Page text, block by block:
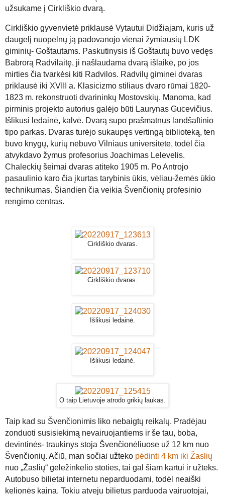
užsukame į Cirkliškio dvarą.
Cirkliškio gyvenvietė priklausė Vytautui Didžiajam, kuris už
daugelį nuopelnų ją padovanojo vienai žymiausių LDK
giminių- Goštautams. Paskutinysis iš Goštautų buvo vedęs
Babrorą Radvilaitę, ji našlaudama dvarą išlaikė, po jos
mirties čia tvarkėsi kiti Radvilos. Radvilų giminei dvaras
priklausė iki XVIII a. Klasicizmo stiliaus dvaro rūmai 1820-
1823 m. rekonstruoti dvarininkų Mostovskių. Manoma, kad
pirminis projekto autorius galėjo būti Laurynas Gucevičius.
Išlikusi ledainė, kalvė. Dvarą supo prašmatnus landšaftinio
tipo parkas. Dvaras turėjo sukaupęs vertingą biblioteką, ten
buvo knygų, kurių nebuvo Vilniaus universitete, todėl čia
atvykdavo žymus profesorius Joachimas Lelevelis.
Chaleckių šeimai dvaras atiteko 1905 m. Po Antrojo
pasaulinio karo čia įkurtas tarybinis ūkis, vėliau-žemės ūkio
technikumas. Šiandien čia veikia Švenčionių profesinio
rengimo centras.
Cirkliškio dvaras.
Cirkliškio dvaras.
Išlikusi ledainė.
Išlikusi ledainė.
O taip Lietuvoje atrodo grikių laukas.
Taip kad su Švenčionimis liko nebaigtų reikalų. Pradėjau
zonduoti susisiekimą nevairuojantiems ir še tau, boba,
devintinės- traukinys stoja Švenčionėliuose už 12 km nuo
Švenčionių. Ačiū, man sočiai užteko pėdinti 4 km iki Žaslių
nuo „Žaslių“ geležinkelio stoties, tai gal šiam kartui ir užteks.
Autobuso bilietai internetu neparduodami, todėl neaiški
kelionės kaina. Tokiu atveju bilietus parduoda vairuotojai,